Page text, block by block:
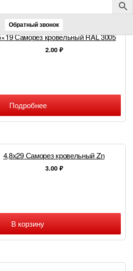
Обратный звонок
Саморез кровельный RAL 3005
2.00 ₽
Подробнее
4,8х29 Саморез кровельный Zn
3.00 ₽
В корзину